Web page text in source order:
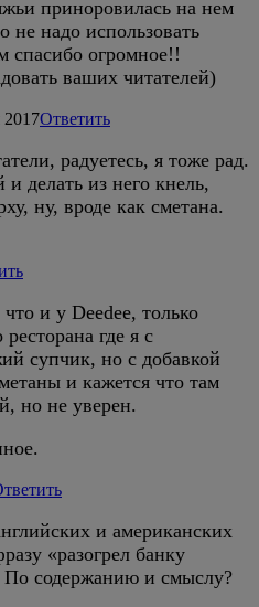
приноровилась на нем
не надо использовать
спасибо огромное!!
ваших читателей)
2017Ответить
радуетесь, я тоже рад.
делать из него кнель,
ну, вроде как сметана.
и у Deedee, только
где я с
супчик, но с добавкой
и кажется что там
но не уверен.
и американских
«разогрел банку
По содержанию и смыслу?